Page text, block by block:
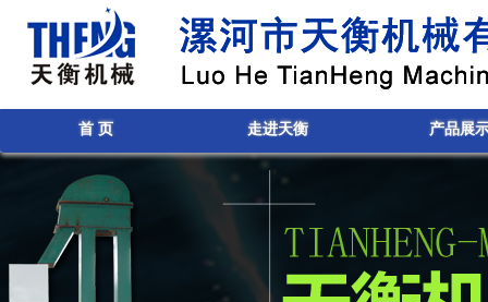
首 页 走进天衡 产品展